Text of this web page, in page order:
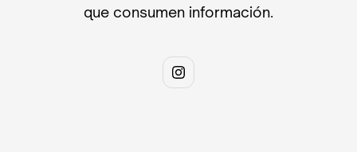
que consumen información.